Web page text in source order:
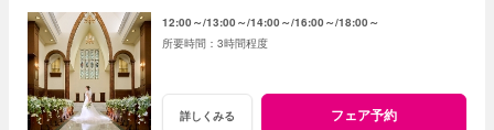
12:00～ 13:00～ 14:00～ 16:00～ 18:00～
3時間程度
詳しくみる フェア予約